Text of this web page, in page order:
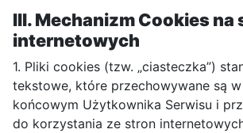
III. Mechanizm Cookies na
internetowych
1. Pliki cookies (tzw. „ciasteczka”)
tekstowe, które przechowywane są
końcowym Użytkownika Serwisu i
do korzystania ze stron